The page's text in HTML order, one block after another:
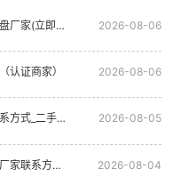
(立即咨询) 2026-08-06
认证商家） 2026-08-06
塑料托盘企业 2026-08-05
盘（联系我们） 2026-08-04